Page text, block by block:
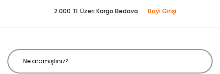
2.000 TL Üzeri Kargo Bedava Bayi Girişi